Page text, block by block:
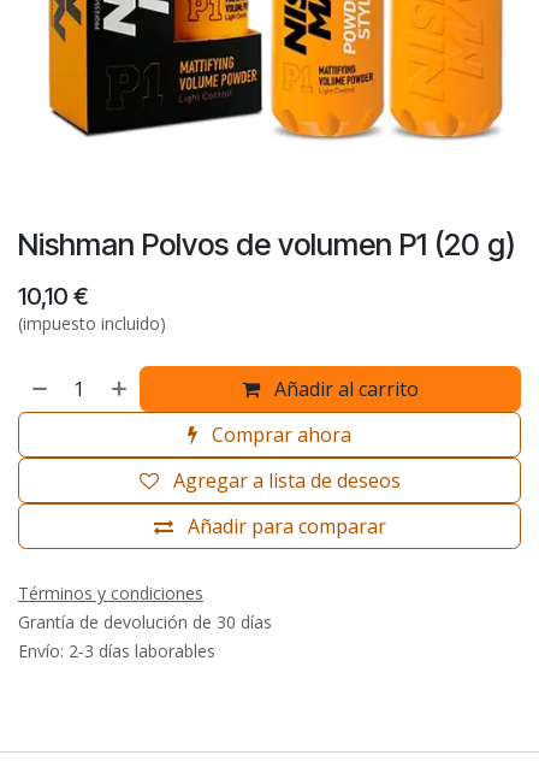
Nishman Polvos de volumen P1 (20 g)
10,10 €
(impuesto incluido)
Añadir al carrito
Comprar ahora
Añadir para comparar
Agregar a lista de deseos
Términos y condiciones
Grantía de devolución de 30 días
Envío: 2-3 días laborables